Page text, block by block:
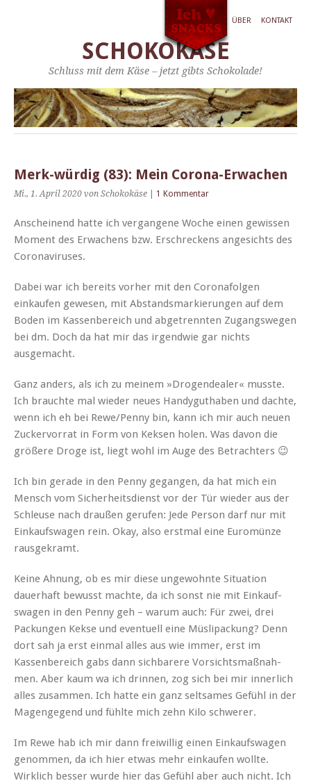
ÜBER KONTAKT
SCHOKOKÄSE
Schluss mit dem Käse – jetzt gibts Schokolade!
Merk-würdig (83): Mein Corona-Erwachen
Mi., 1. April 2020 von Schokokäse 1 Kommentar
Anscheinend hat­te ich ver­gan­gene Woche einen gewis­sen
Moment des Erwachens bzw. Erschreck­ens angesichts des
Coronaviruses.
Dabei war ich bere­its vorher mit den Coro­n­afol­gen
einkaufen gewe­sen, mit Abstands­markierun­gen auf dem
Boden im Kassen­bere­ich und abge­tren­nten Zugangswe­gen
bei dm. Doch da hat mir das irgend­wie gar nichts
ausgemacht.
Ganz anders, als ich zu meinem »Dro­gen­deal­er« musste.
Ich brauchte mal wieder neues Handyguthaben und dachte,
wenn ich eh bei Rewe/Penny bin, kann ich mir auch neuen
Zuck­er­vor­rat in Form von Kek­sen holen. Was davon die
größere Droge ist, liegt wohl im Auge des Betrachters 😉
Ich bin ger­ade in den Pen­ny gegan­gen, da hat mich ein
Men­sch vom Sicher­heits­di­enst vor der Tür wieder aus der
Schleuse nach draußen gerufen: Jede Per­son darf nur mit
Einkauf­swa­gen rein. Okay, also erst­mal eine Euromünze
rausgekramt.
Keine Ahnung, ob es mir diese unge­wohnte Sit­u­a­tion
dauer­haft bewusst machte, da ich son­st nie mit Einkauf­
swa­gen in den Pen­ny geh – warum auch: Für zwei, drei
Pack­un­gen Kekse und eventuell eine Müs­li­pack­ung? Denn
dort sah ja erst ein­mal alles aus wie immer, erst im
Kassen­bere­ich gabs dann sich­barere Vor­sichts­maß­nah­
men. Aber kaum wa ich drin­nen, zog sich bei mir inner­lich
alles zusam­men. Ich hat­te ein ganz selt­sames Gefühl in der
Magenge­gend und fühlte mich zehn Kilo schwerer.
Im Rewe hab ich mir dann frei­willig einen Einkauf­swa­gen
genom­men, da ich hier etwas mehr einkaufen wollte.
Wirk­lich bess­er wurde hier das Gefühl aber auch nicht. Ich